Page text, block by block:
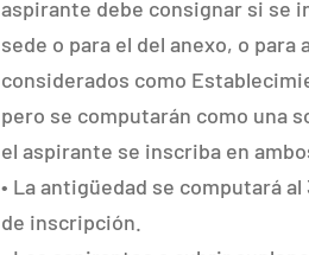
aspirante debe consignar si se
sede o para el del anexo, o para
considerados como
pero se computarán como una
el aspirante se inscriba en
• La antigüedad se computará
de inscripción.